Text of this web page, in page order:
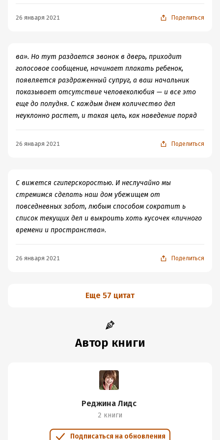
26 января 2021 Поделиться
ва». Но тут раздается звонок в дверь, приходит
голосовое сообщение, начинает плакать ребенок,
появляется раздраженный супруг, а ваш начальник
показывает отсутствие человеколюбия — и все это
еще до полудня. С каждым днем количество дел
неуклонно растет, и такая цель, как наведение поряд
26 января 2021 Поделиться
С вижется сгиперскоростью. И неслучайно мы
стремимся сделать наш дом убежищем от
повседневных забот, любым способом сократит ь
список текущих дел и выкроить хоть кусочек «личного
времени и пространства».
26 января 2021 Поделиться
Еще 57 цитат
Автор книги
Реджина Лидс
2 книги
Подписаться на обновления